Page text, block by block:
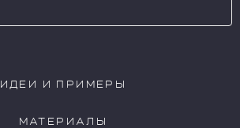
ИДЕИ И ПРИМЕРЫ
МАТЕРИАЛЫ